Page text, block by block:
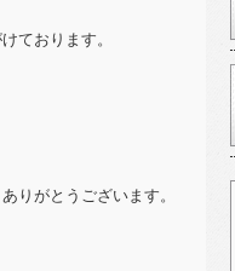
ております。
りがとうございます。